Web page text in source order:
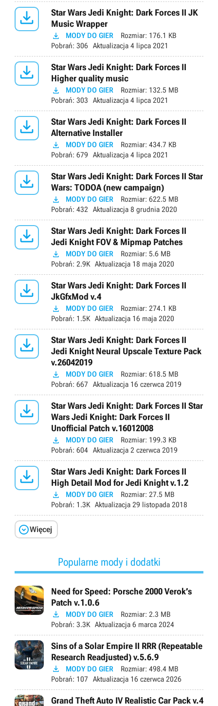

Star Wars Jedi Knight: Dark Forces II JK
Music Wrapper
 MODY DO GIER Rozmiar: 176.1 KB
Pobrań: 306 Aktualizacja 4 lipca 2021

Star Wars Jedi Knight: Dark Forces II
Higher quality music
 MODY DO GIER Rozmiar: 132.5 MB
Pobrań: 303 Aktualizacja 4 lipca 2021

Star Wars Jedi Knight: Dark Forces II
Alternative Installer
 MODY DO GIER Rozmiar: 434.7 KB
Pobrań: 679 Aktualizacja 4 lipca 2021

Star Wars Jedi Knight: Dark Forces II Star
Wars: TODOA (new campaign)
 MODY DO GIER Rozmiar: 622.5 MB
Pobrań: 432 Aktualizacja 8 grudnia 2020

Star Wars Jedi Knight: Dark Forces II
Jedi Knight FOV & Mipmap Patches
 MODY DO GIER Rozmiar: 5.6 MB
Pobrań: 2.9K Aktualizacja 18 maja 2020

Star Wars Jedi Knight: Dark Forces II
JkGfxMod v.4
 MODY DO GIER Rozmiar: 274.1 KB
Pobrań: 1.5K Aktualizacja 16 maja 2020

Star Wars Jedi Knight: Dark Forces II
Jedi Knight Neural Upscale Texture Pack
v.26042019
 MODY DO GIER Rozmiar: 618.5 MB
Pobrań: 667 Aktualizacja 16 czerwca 2019

Star Wars Jedi Knight: Dark Forces II Star
Wars Jedi Knight: Dark Forces II
Unofficial Patch v.16012008
 MODY DO GIER Rozmiar: 199.3 KB
Pobrań: 604 Aktualizacja 2 czerwca 2019

Star Wars Jedi Knight: Dark Forces II
High Detail Mod for Jedi Knight v.1.2
 MODY DO GIER Rozmiar: 27.5 MB
Pobrań: 1.3K Aktualizacja 29 listopada 2018
Więcej
Popularne mody i dodatki
Need for Speed: Porsche 2000 Verok’s
Patch v.1.0.6
 MODY DO GIER Rozmiar: 2.3 MB
Pobrań: 3.3K Aktualizacja 6 marca 2024
Sins of a Solar Empire II RRR (Repeatable
Research Readjusted) v.5.6.9
 MODY DO GIER Rozmiar: 498.4 MB
Pobrań: 107 Aktualizacja 16 czerwca 2026
Grand Theft Auto IV Realistic Car Pack v.4